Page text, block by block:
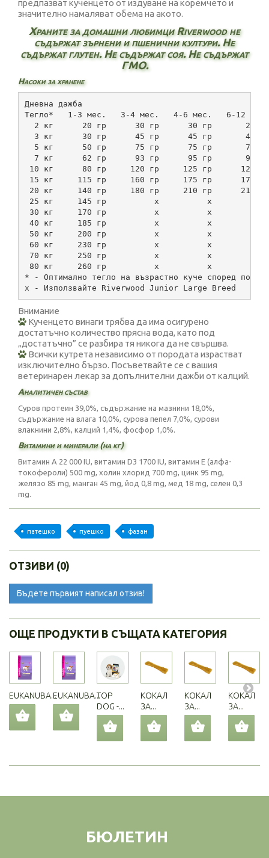
предпазват кученцето от издуване на коремчето и
значително намаляват обема на акото.
Храните за домашни любимци Riverwoodне
съдържат зърнени и пшенични култури. Не
съдържат глутен. Не съдържат соя. Не съдържат
ГМО.
Насоки за хранене
Дневна дажба
Тегло*   1-3 мес.   3-4 мес.   4-6 мес.   6-12 мес.
  2 кг      20 гр      30 гр      30 гр       28 гр
  3 кг      30 гр      45 гр      45 гр       42 гр
  5 кг      50 гр      75 гр      75 гр       70 гр
  7 кг      62 гр      93 гр      95 гр       90 гр
10 кг      80 гр     120 гр     125 гр      120 гр
15 кг     115 гр     160 гр     175 гр      170 гр
20 кг     140 гр     180 гр     210 гр      210 гр
25 кг     145 гр          х          х           х
30 кг     170 гр          х          х           х
40 кг     185 гр          х          х           х
50 кг     200 гр          х          х           х
60 кг     230 гр          х          х           х
70 кг     250 гр          х          х           х
80 кг     260 гр          х          х           х
* - Oптимално тегло на възрастно куче според пол и
х - Използвайте Riverwood Junior Large Breed
Внимание
Кученцето винаги трябва да има осигурено
достатъчно количество прясна вода, като под
„достатъчно” се разбира тя никога да не свършва.
Всички кутрета независимо от породата израстват
изключително бързо. Посъветвайте се с вашия
ветеринарен лекар за допълнителни дажби от калций.
Аналитичен състав
Суров протеин 39,0%, съдържание на мазнини 18,0%,
съдържание на влага 10,0%, сурова пепел 7,0%, сурови
влакнини 2,8%, калций 1,4%, фосфор 1,0%.
Витамини и минерали (на кг)
Витамин А 22 000 IU, витамин D3 1700 IU, витамин Е (алфа-
токофероли) 500 mg, холин хлорид 700 mg, цинк 95 mg,
желязо 85 mg, манган 45 mg, йод 0,8 mg, мед 18 mg, селен 0,3
mg.
патешко пуешко фазан
ОТЗИВИ (0)
Бъдете първият написал отзив!
ОЩЕ ПРОДУКТИ В СЪЩАТА КАТЕГОРИЯ
EUKANUBA...EUKANUBA...TOP
DOG -...
КОКАЛ
ЗА...
КОКАЛ
ЗА...
КОКАЛ
ЗА...
БЮЛЕТИН